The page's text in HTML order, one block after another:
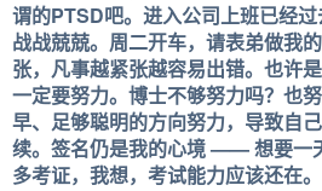
谓的PTSD吧。进入公司上班已经
战战兢兢。周二开车，请表弟做我
张，凡事越紧张越容易出错。也
一定要努力。博士不够努力吗？也
早、足够聪明的方向努力，导致自
续。签名仍是我的心境 —— 想要一
多考证，我想，考试能力应该还在。